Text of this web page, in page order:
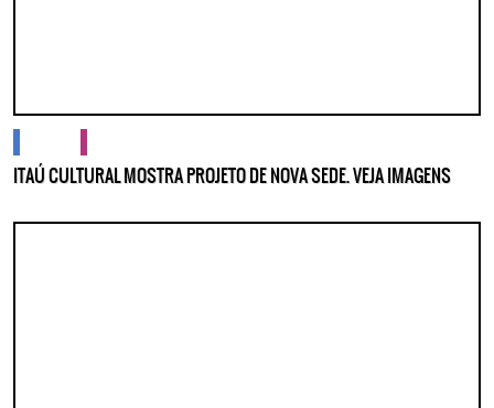
ITAÚ CULTURAL MOSTRA PROJETO DE NOVA SEDE. VEJA IMAGENS